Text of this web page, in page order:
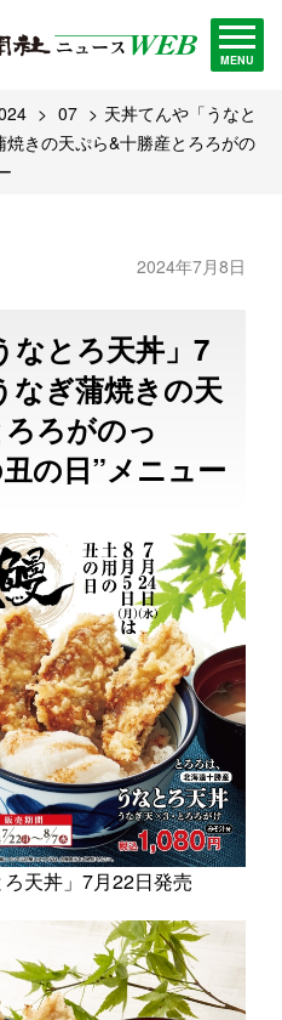
MENU
07
天丼てんや「うなと
きの天ぷら&十勝産とろろがの
2024年7月8日
なとろ天丼」7
なぎ蒲焼きの天
ろがのっ
の日”メニュー
天丼」7月22日発売